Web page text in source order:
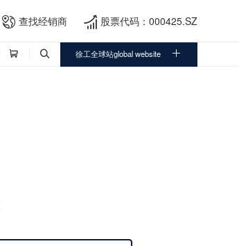
 查找经销商  股票代码：000425.SZ
  徐工全球站global website 